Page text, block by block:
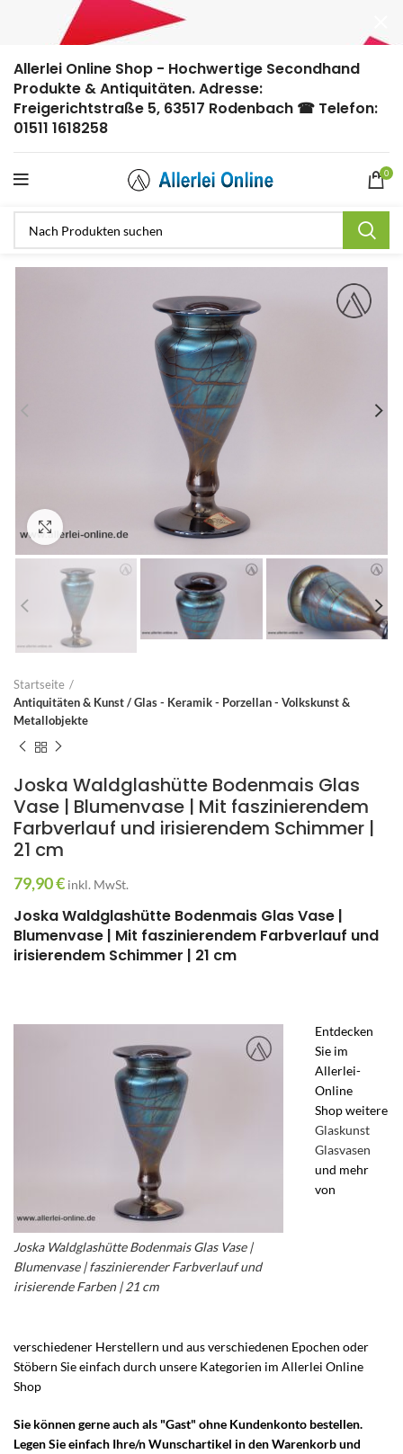
Allerlei Online Shop - Hochwertige Secondhand
Produkte & Antiquitäten. Adresse:
Freigerichtstraße 5, 63517 Rodenbach ☎ Telefon:
01511 1618258
0
Zum Vergrößern anklicken
Startseite
Antiquitäten & Kunst / Glas - Keramik - Porzellan - Volkskunst &
Metallobjekte
Joska Waldglashütte Bodenmais Glas
Vase | Blumenvase | Mit faszinierendem
Farbverlauf und irisierendem Schimmer |
21 cm
79,90€ inkl. MwSt.
Joska Waldglashütte Bodenmais Glas Vase |
Blumenvase | Mit faszinierendem Farbverlauf und
irisierendem Schimmer | 21 cm
Joska Waldglashütte Bodenmais Glas Vase |
Blumenvase | faszinierender Farbverlauf und
irisierende Farben | 21 cm
Entdecken
Sie im
Allerlei-
Online
Shop weitere
Glaskunst
Glasvasen
und mehr
von
verschiedener Herstellern und aus verschiedenen Epochen oder
Stöbern Sie einfach durch unsere Kategorien im Allerlei Online
Shop
Sie können gerne auch als "Gast" ohne Kundenkonto bestellen.
Legen Sie einfach Ihre/n Wunschartikel in den Warenkorb und